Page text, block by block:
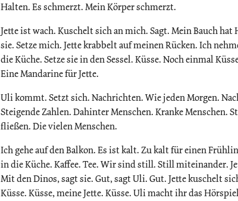
Halten. Es schmerzt. Mein Körper schmerzt.
Jette ist wach. Kuschelt sich an mich. Sagt. Mein Bauch hat
sie. Setze mich. Jette krabbelt auf meinen Rücken. Ich
die Küche. Setze sie in den Sessel. Küsse. Noch einmal
Eine Mandarine für Jette.
Uli kommt. Setzt sich. Nachrichten. Wie jeden Morgen.
Steigende Zahlen. Dahinter Menschen. Kranke Menschen.
fließen. Die vielen Menschen.
Ich gehe auf den Balkon. Es ist kalt. Zu kalt für einen
in die Küche. Kaffee. Tee. Wir sind still. Still miteinander.
Mit den Dinos, sagt sie. Gut, sagt Uli. Gut. Jette kuschelt
Küsse. Küsse, meine Jette. Küsse. Uli macht ihr das